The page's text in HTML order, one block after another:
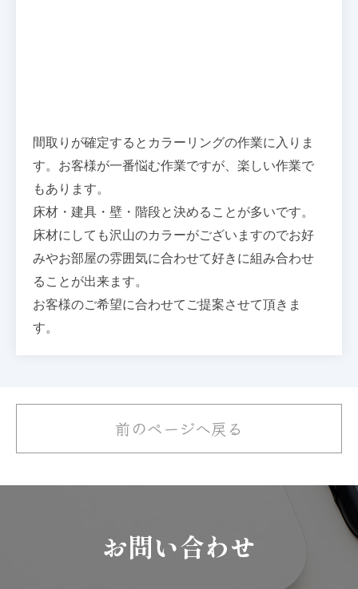
間取りが確定するとカラーリングの作業に入りま
す。お客様が一番悩む作業ですが、楽しい作業で
もあります。
床材・建具・壁・階段と決めることが多いです。
床材にしても沢山のカラーがございますのでお好
みやお部屋の雰囲気に合わせて好きに組み合わせ
ることが出来ます。
お客様のご希望に合わせてご提案させて頂きま
す。
前のページへ戻る
お問い合わせ